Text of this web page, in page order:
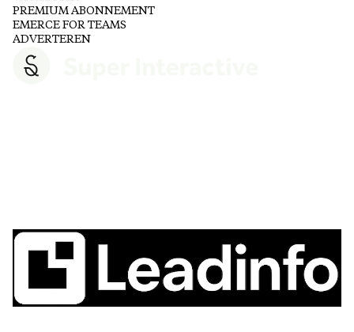
PREMIUM ABONNEMENT
EMERCE FOR TEAMS
ADVERTEREN